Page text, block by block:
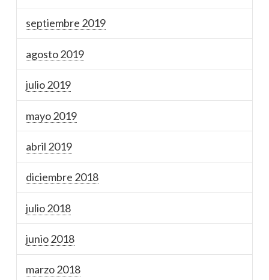
septiembre 2019
agosto 2019
julio 2019
mayo 2019
abril 2019
diciembre 2018
julio 2018
junio 2018
marzo 2018